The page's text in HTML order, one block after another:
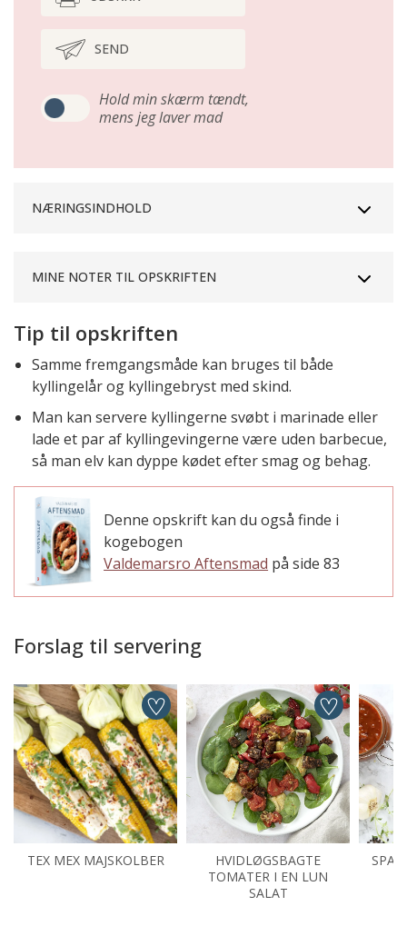
SEND
Hold min skærm tændt,
mens jeg laver mad
NÆRINGSINDHOLD
MINE NOTER TIL OPSKRIFTEN
Tip til opskriften
Samme fremgangsmåde kan bruges til både
kyllingelår og kyllingebryst med skind.
Man kan servere kyllingerne svøbt i marinade eller
lade et par af kyllingevingerne være uden barbecue,
så man elv kan dyppe kødet efter smag og behag.
Denne opskrift kan du også finde i
kogebogen
Valdemarsro Aftensmad på side 83
Forslag til servering
TEX MEX MAJSKOLBER
HVIDLØGSBAGTE
TOMATER I EN LUN
SALAT